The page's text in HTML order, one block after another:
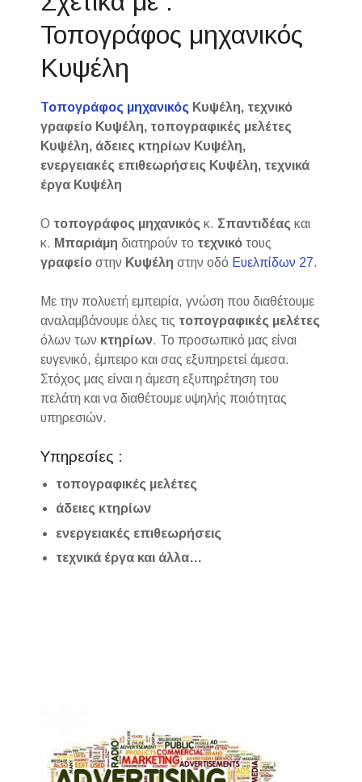
Τοπογράφος μηχανικός
Κυψέλη
Τοπογράφος μηχανικός Κυψέλη, τεχνικό
γραφείο Κυψέλη, τοπογραφικές μελέτες
Κυψέλη, άδειες κτηρίων Κυψέλη,
ενεργειακές επιθεωρήσεις Κυψέλη, τεχνικά
έργα Κυψέλη
Ο τοπογράφος μηχανικός κ. Σπαντιδέας και
κ. Μπαριάμη διατηρούν το τεχνικό τους
γραφείο στην Κυψέλη στην οδό Ευελπίδων 27.
Με την πολυετή εμπειρία, γνώση που διαθέτουμε
αναλαμβάνουμε όλες τις τοπογραφικές μελέτες
όλων των κτηρίων. Το προσωπικό μας είναι
ευγενικό, έμπειρο και σας εξυπηρετεί άμεσα.
Στόχος μας είναι η άμεση εξυπηρέτηση του
πελάτη και να διαθέτουμε υψηλής ποιότητας
υπηρεσιών.
Υπηρεσίες :
τοπογραφικές μελέτες
άδειες κτηρίων
ενεργειακές επιθεωρήσεις
τεχνικά έργα και άλλα…